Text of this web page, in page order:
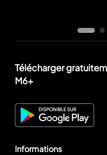
Télécharger
M6+
Informations